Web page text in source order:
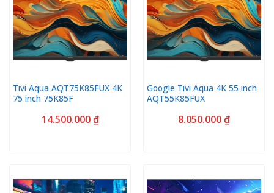
Tivi Aqua AQT75K85FUX 4K
75 inch 75K85F
14.500.000₫
Google Tivi Aqua 4K 55 inch
AQT55K85FUX
8.050.000₫